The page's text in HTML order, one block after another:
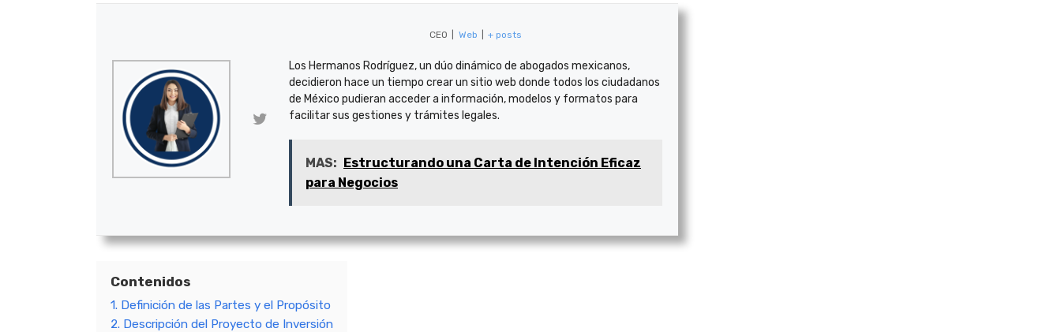
CEO Web + posts
Los Hermanos Rodríguez, un dúo dinámico de abogados mexicanos,
decidieron hace un tiempo crear un sitio web donde todos los ciudadanos
de México pudieran acceder a información, modelos y formatos para
facilitar sus gestiones y trámites legales.
MAS: Estructurando una Carta de Intención Eficaz
para Negocios
Contenidos
1. Definición de las Partes y el Propósito
2. Descripción del Proyecto de Inversión